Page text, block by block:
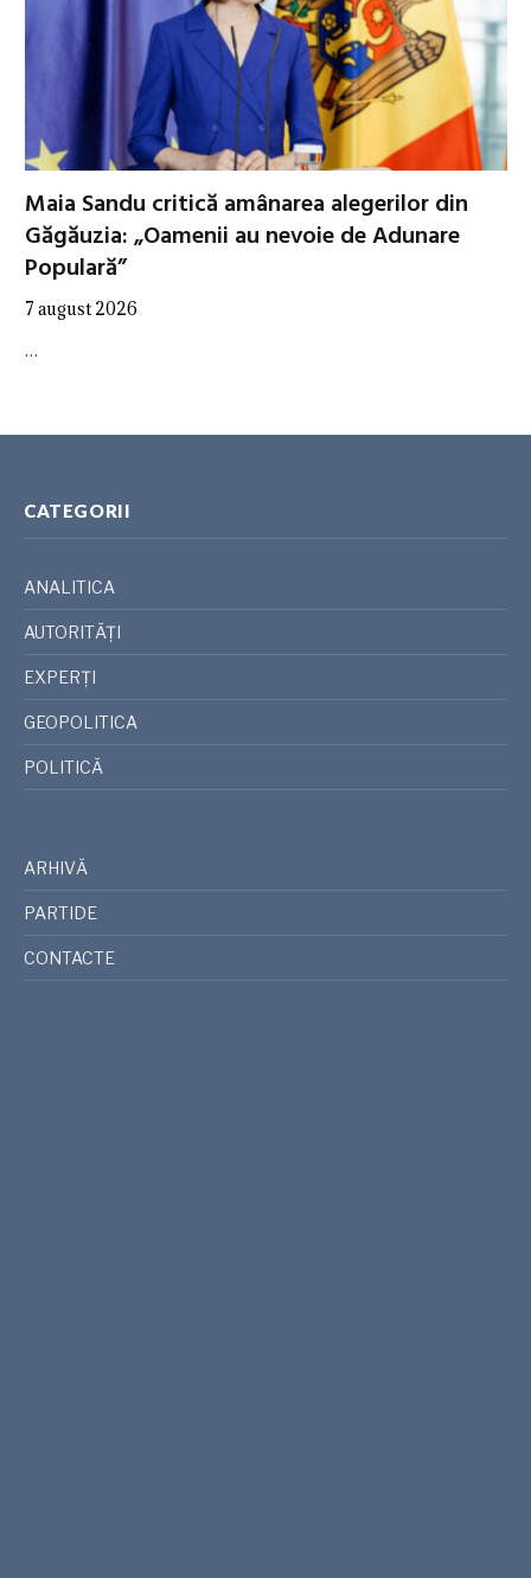
Maia Sandu critică amânarea alegerilor din
Găgăuzia: „Oamenii au nevoie de Adunare
Populară”
7 august 2026
…
CATEGORII
ANALITICA
AUTORITĂȚI
EXPERȚI
GEOPOLITICA
POLITICĂ
ARHIVĂ
PARTIDE
CONTACTE